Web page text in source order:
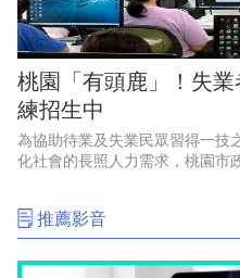
桃園「有頭鹿」！失
練招生中
為協助待業及失業民眾習得一技
化社會的長照人力需求，桃園市
推薦影音